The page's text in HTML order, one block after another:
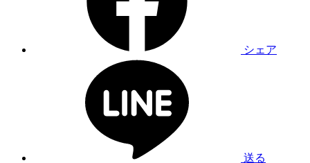
シェア
送る